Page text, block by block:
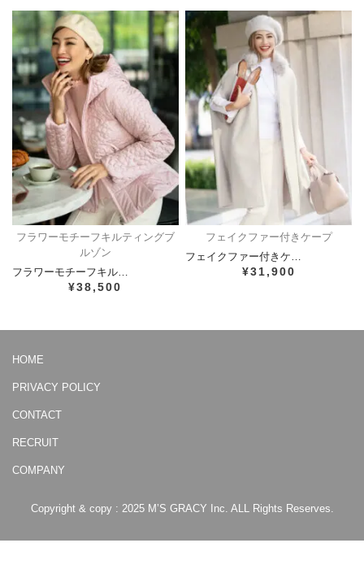
フラワーモチーフキルティングブ
ルゾン
フラワーモチーフキル…
¥38,500
フェイクファー付きケープ
フェイクファー付きケ…
¥31,900
HOME
PRIVACY POLICY
CONTACT
RECRUIT
COMPANY
Copyright & copy : 2025 M’S GRACY Inc. ALL Rights Reserves.